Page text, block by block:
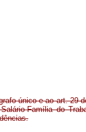
único e ao art. 29
Família do